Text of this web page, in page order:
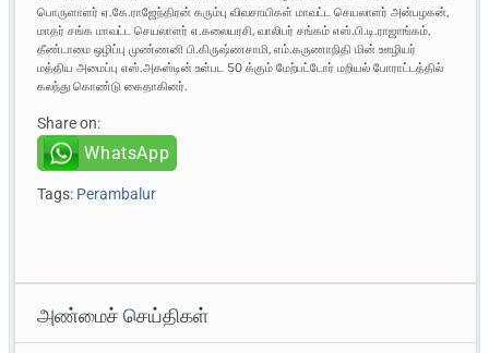
பொருளாளர் ஏ.கே.ராஜேந்திரன் கரும்பு விவசாயிகள் மாவட்ட செயலாளர் அன்பழகன்,
மாதர் சங்க மாவட்ட செயலாளர் எ.கலையரசி, வாலிபர் சங்கம் எஸ்.பி.டி.ராஜாங்கம்,
தீண்டாமை ஒழிப்பு முண்ணனி பி.கிருஷ்ணசாமி, எம்.கருணாநிதி மின் ஊழியர்
மத்திய அமைப்பு எஸ்.அகஸ்டின் உள்பட 50 க்கும் மேற்பட்டோர் மறியல் போராட்டத்தில்
கலந்து கொண்டு கைதாகினர்.
Share on:
WhatsApp
Tags: Perambalur
அண்மைச் செய்திகள்